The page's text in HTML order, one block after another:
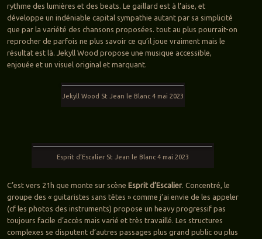
rythme des lumières et des beats. Le gaillard est à l’aise, et
développe un indéniable capital sympathie autant par sa simplicité
que par la variété des chansons proposées. tout au plus pourrait-on
reprocher de parfois ne plus savoir ce qu’il joue vraiment mais le
résultat est là. Jekyll Wood propose une musique accessible,
enjouée et un visuel original et marquant.
Jekyll Wood St Jean le Blanc 4 mai 2023
Esprit d’Escalier St Jean le Blanc 4 mai 2023
C’est vers 21h que monte sur scène Esprit d’Escalier. Concentré, le
groupe des « guitaristes sans têtes » comme j’ai envie de les appeler
(cf les photos des instruments) propose un heavy progressif pas
toujours facile d’accès mais varié et très travaillé. Les structures
complexes se disputent d’autres passages plus grand public ou plus